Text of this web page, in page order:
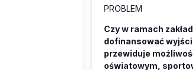
PROBLEM
Czy w ramach
dofinansować
przewiduje
oświatowym,